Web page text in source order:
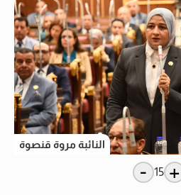
النائبة مروة قنصوة
+
15
-